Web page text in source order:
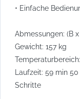
• Einfache
Abmessungen: (B
Gewicht: 157 kg
Laufzeit: 59 min
Schritte